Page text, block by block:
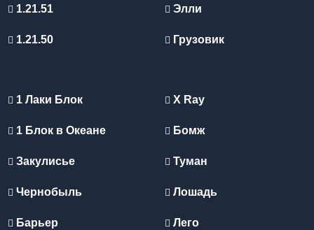
1.21.51
1.21.50
Элли
Грузовик
1 Лаки Блок
1 Блок в Океане
Закулисье
Чернобыль
Барьер
X Ray
Бомж
Туман
Лошадь
Лего